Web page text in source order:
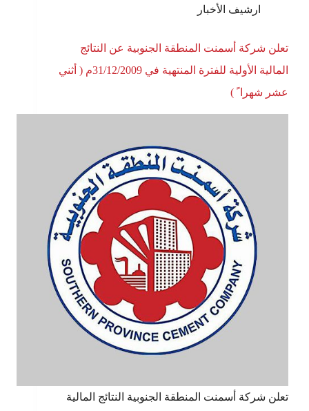
ارشيف الأخبار
تعلن شركة أسمنت المنطقة الجنوبية عن النتائج
المالية الأولية للفترة المنتهية في 31/12/2009م ( أثني
عشر شهرا ً )
تعلن شركة أسمنت المنطقة الجنوبية النتائج المالية